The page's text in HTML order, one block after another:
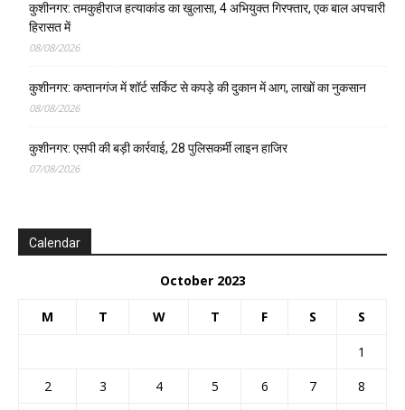
कुशीनगर: तमकुहीराज हत्याकांड का खुलासा, 4 अभियुक्त गिरफ्तार, एक बाल अपचारी
हिरासत में
08/08/2026
कुशीनगर: कप्तानगंज में शॉर्ट सर्किट से कपड़े की दुकान में आग, लाखों का नुकसान
08/08/2026
कुशीनगर: एसपी की बड़ी कार्रवाई, 28 पुलिसकर्मी लाइन हाजिर
07/08/2026
Calendar
October 2023
M T W T F S S
1
2
3 4 5 6 7
8